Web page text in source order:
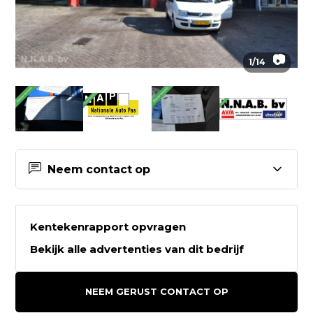
1/14 📷
Neem contact op
Contactgegevens N.N.A.B. bv
N.N.A.B. bv
Kentekenrapport opvragen
Bekijk alle advertenties van dit bedrijf
NEEM GERUST CONTACT OP